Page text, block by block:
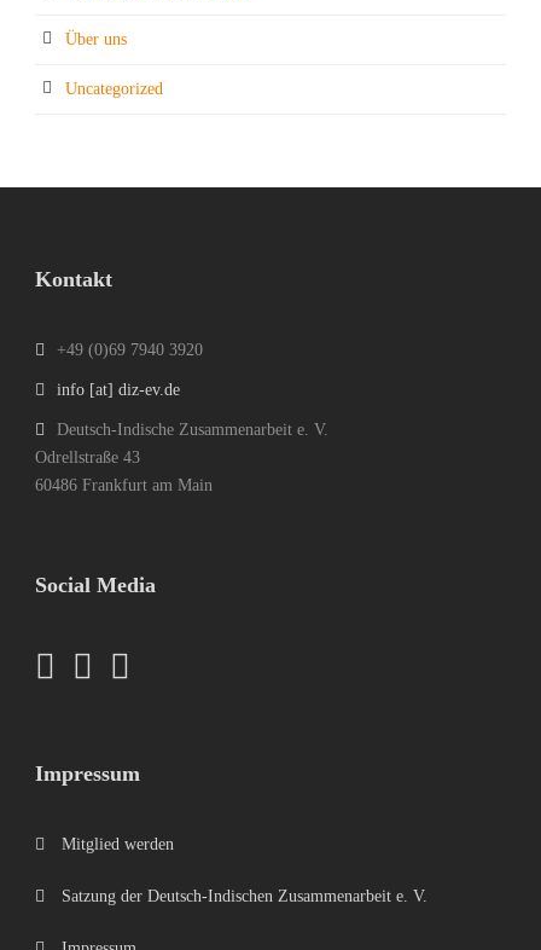
Über uns
Uncategorized
Kontakt
+49 (0)69 7940 3920
info [at] diz-ev.de
Deutsch-Indische Zusammenarbeit e. V.
Odrellstraße 43
60486 Frankfurt am Main
Social Media
Impressum
Mitglied werden
Satzung der Deutsch-Indischen Zusammenarbeit e. V.